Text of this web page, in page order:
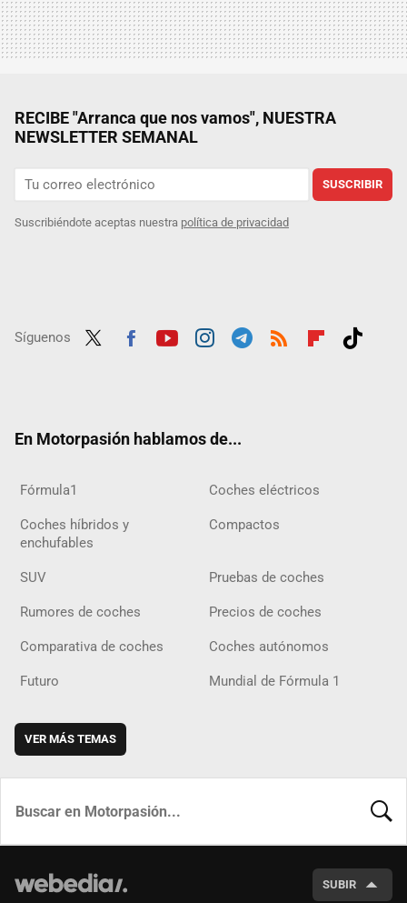
RECIBE "Arranca que nos vamos", NUESTRA
NEWSLETTER SEMANAL
SUSCRIBIR
Suscribiéndote aceptas nuestra política de privacidad
Síguenos
En Motorpasión hablamos de...
Fórmula1 Coches eléctricos
Coches híbridos y
enchufables
Compactos
SUV Pruebas de coches
Rumores de coches Precios de coches
Comparativa de coches Coches autónomos
Futuro Mundial de Fórmula 1
VER MÁS TEMAS
SUBIR